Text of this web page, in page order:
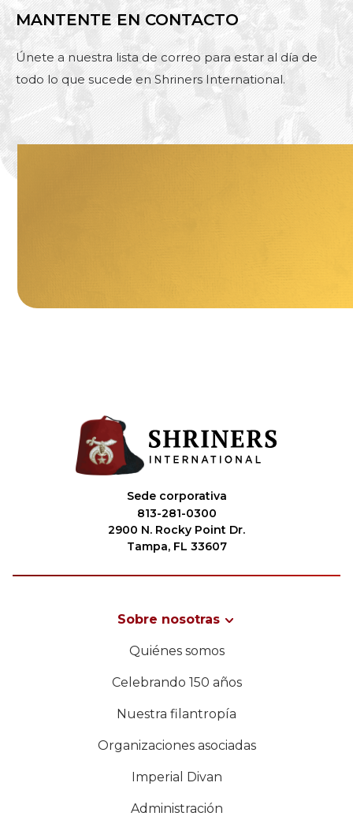
MANTENTE EN CONTACTO
Únete a nuestra lista de correo para estar al día de
todo lo que sucede en Shriners International.
Sede corporativa
813-281-0300
2900 N. Rocky Point Dr.
Tampa, FL 33607
Sobre nosotras
Quiénes somos
Celebrando 150 años
Nuestra filantropía
Organizaciones asociadas
Imperial Divan
Administración